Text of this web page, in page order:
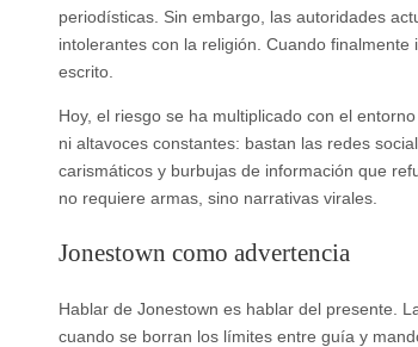
periodísticas. Sin embargo, las autoridades
intolerantes con la religión. Cuando
escrito.
Hoy, el riesgo se ha multiplicado con el
ni altavoces constantes: bastan las redes
carismáticos y burbujas de información que
no requiere armas, sino narrativas virales.
Jonestown como advertencia
Hablar de Jonestown es hablar del presente.
cuando se borran los límites entre guía y